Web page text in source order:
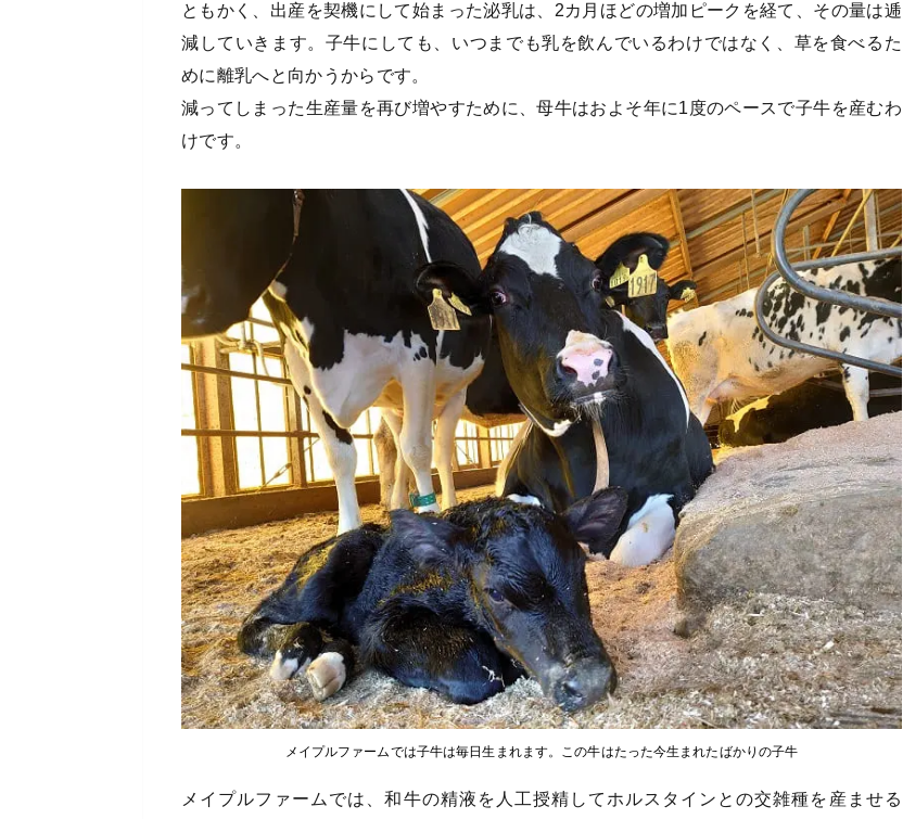
ともかく、出産を契機にして始まった泌乳は、2カ月ほどの増加ピークを経て、その量は逓
減していきます。子牛にしても、いつまでも乳を飲んでいるわけではなく、草を食べるた
めに離乳へと向かうからです。
減ってしまった生産量を再び増やすために、母牛はおよそ年に1度のペースで子牛を産むわ
けです。
メイプルファームでは子牛は毎日生まれます。この牛はたった今生まれたばかりの子牛
メイプルファームでは、和牛の精液を人工授精してホルスタインとの交雑種を産ませる